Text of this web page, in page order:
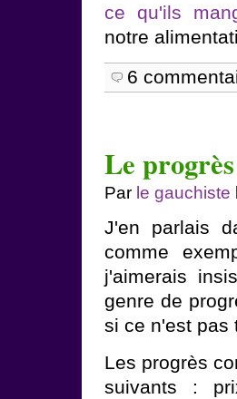
ce qu'ils
notre
6
Le
Par le gauchiste
J'en parlais
comme
j'aimerais
genre de
si ce n'est pas
Les progrès
suivants :